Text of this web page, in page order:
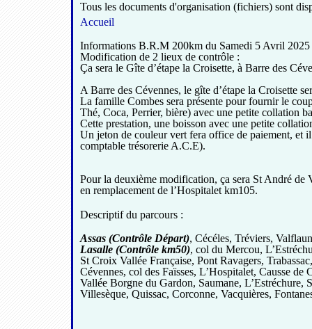
Tous les documents d'organisation (fichiers) sont
Accueil
Informations B.R.M 200km du Samedi 5 Avril 2025
Modification de 2 lieux de contrôle :
Ça sera le Gîte d’étape la Croisette, à Barre des
A Barre des Cévennes, le gîte d’étape la Croisette
La famille Combes sera présente pour fournir le
Thé, Coca, Perrier, bière) avec une petite collation
Cette prestation, une boisson avec une petite
Un jeton de couleur vert fera office de paiement, et
comptable trésorerie A.C.E).
Pour la deuxième modification, ça sera St André
en remplacement de l’Hospitalet km105.
Descriptif du parcours :
Assas (Contrôle Départ), Cécéles, Tréviers,
Lasalle (Contrôle km50), col du Mercou,
St Croix Vallée Française, Pont Ravagers, Trabassac,
Cévennes, col des Faïsses, L’Hospitalet, Causse de
Vallée Borgne du Gardon, Saumane, L’Estréchure,
Villesèque, Quissac, Corconne, Vacquières,